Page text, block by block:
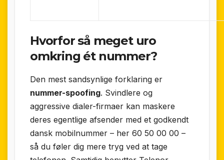
Hvorfor så meget uro
omkring ét nummer?
Den mest sandsynlige forklaring er
nummer-spoofing. Svindlere og
aggressive dialer-firmaer kan maskere
deres egentlige afsender med et godkendt
dansk mobilnummer – her 60 50 00 00 –
så du føler dig mere tryg ved at tage